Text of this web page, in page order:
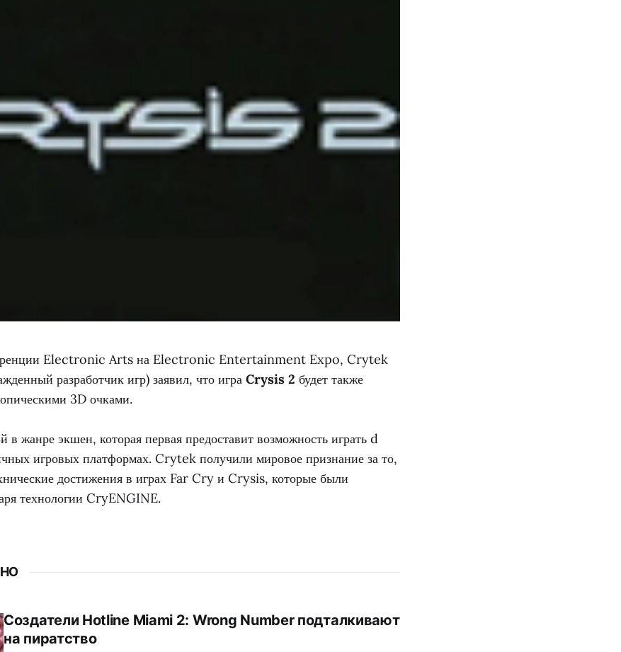
Electronic Arts на Electronic Entertainment Expo, Crytek
разработчик игр) заявил, что игра Crysis 2 будет также
3D очками.
в жанре экшен, которая первая предоставит возможность играть d
игровых платформах. Crytek получили мировое признание за то,
достижения в играх Far Cry и Crysis, которые были
технологии CryENGINE.
Создатели Hotline Miami 2: Wrong Number подталкивают
на пиратство